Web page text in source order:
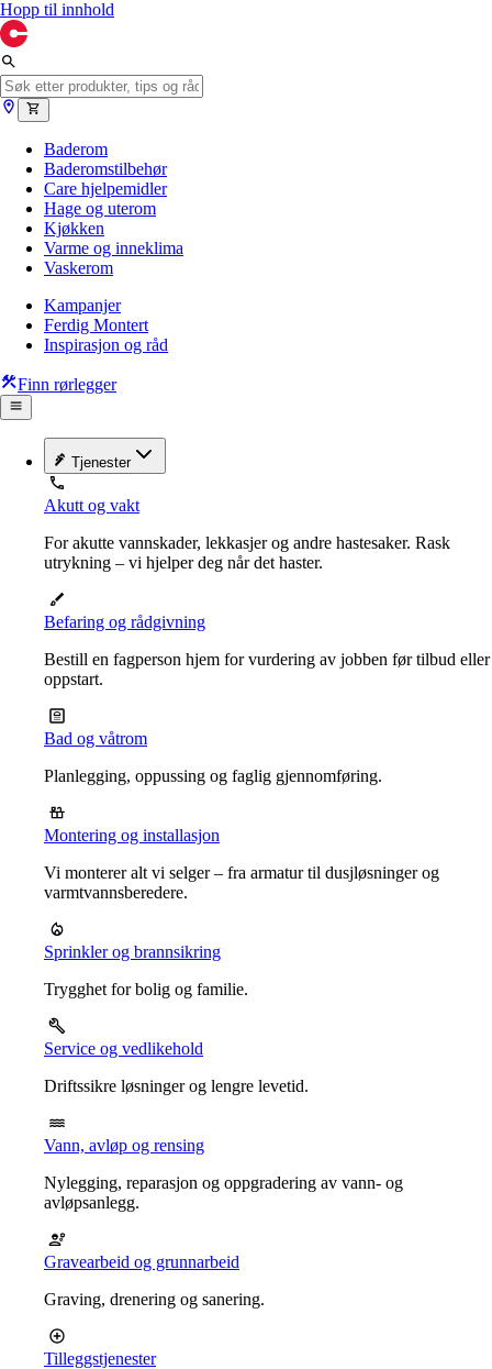
Hopp til innhold
Baderom
Baderomstilbehør
Care hjelpemidler
Hage og uterom
Kjøkken
Varme og inneklima
Vaskerom
Kampanjer
Ferdig Montert
Inspirasjon og råd
Finn rørlegger
Tjenester
Akutt og vakt
For akutte vannskader, lekkasjer og andre hastesaker. Rask
utrykning – vi hjelper deg når det haster.
Befaring og rådgivning
Bestill en fagperson hjem for vurdering av jobben før tilbud eller
oppstart.
Bad og våtrom
Planlegging, oppussing og faglig gjennomføring.
Montering og installasjon
Vi monterer alt vi selger – fra armatur til dusjløsninger og
varmtvannsberedere.
Sprinkler og brannsikring
Trygghet for bolig og familie.
Service og vedlikehold
Driftssikre løsninger og lengre levetid.
Vann, avløp og rensing
Nylegging, reparasjon og oppgradering av vann- og
avløpsanlegg.
Gravearbeid og grunnarbeid
Graving, drenering og sanering.
Tilleggstjenester